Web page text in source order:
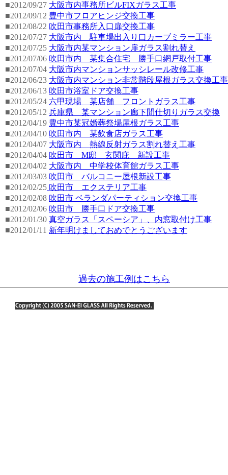
■2012/09/27 大阪市内事務所ビルFIXガラス工事
■2012/09/12 豊中市フロアヒンジ交換工事
■2012/08/22 吹田市事務所入口扉交換工事
■2012/07/27 大阪市内 駐車場出入り口カーブミラー工事
■2012/07/25 大阪市内某マンション扉ガラス割れ替え
■2012/07/06 吹田市内 某集合住宅 勝手口網戸取付工事
■2012/07/04 大阪市内マンションサッシレール改修工事
■2012/06/23 大阪市内マンション非常階段屋根ガラス交換工事
■2012/06/13 吹田市浴室ドア交換工事
■2012/05/24 六甲現場 某店舗 フロントガラス工事
■2012/05/12 兵庫県 某マンション廊下間仕切りガラス交換
■2012/04/19 豊中市某冠婚葬祭場屋根ガラス工事
■2012/04/10 吹田市内 某飲食店ガラス工事
■2012/04/07 大阪市内 熱線反射ガラス割れ替え工事
■2012/04/04 吹田市 M邸 玄関庇 新設工事
■2012/04/02 大阪市内 中学校体育館ガラス工事
■2012/03/03 吹田市 バルコニー屋根新設工事
■2012/02/25 吹田市 エクステリア工事
■2012/02/08 吹田市 ベランダパーティション交換工事
■2012/02/06 吹田市 勝手口ドア交換工事
■2012/01/30 真空ガラス「スペーシア」、内窓取付け工事
■2012/01/11 新年明けましておめでとうございます
過去の施工例はこちら